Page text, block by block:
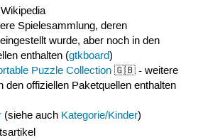
Spielesammlung, deren
wurde, aber noch in den
enthalten (gtkboard)
Puzzle Collection 🇬🇧 - weitere
den offiziellen Paketquellen enthalten
(siehe auch Kategorie/Kinder)